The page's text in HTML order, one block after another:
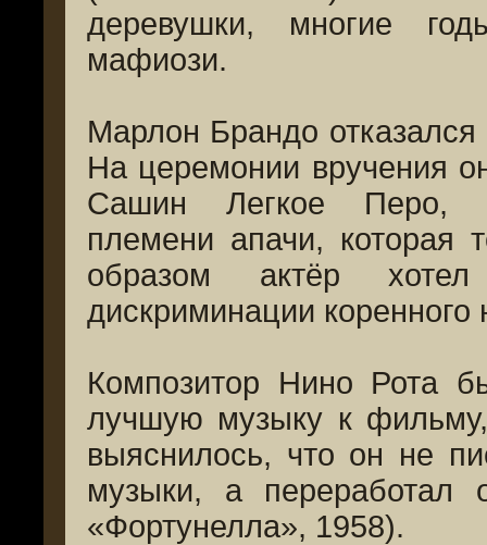
деревушки, многие
мафиози.
Марлон Брандо
На церемонии вручения
Сашин Легкое Перо,
племени апачи,
образом актёр
дискриминации
Композитор Нино Рота
лучшую музыку к
выяснилось, что он не
музыки, а переработал
«Фортунелла», 1958).